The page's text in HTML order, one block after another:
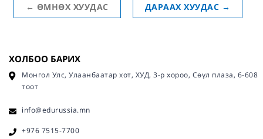
← ӨМНӨХ ХУУДАС ДАРААХ ХУУДАС →
ХОЛБОО БАРИХ
Монгол Улс, Улаанбаатар хот, ХУД, 3-р хороо, Сөүл плаза, 6-608
тоот
info@edurussia.mn
+976 7515-7700